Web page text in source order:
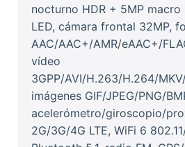
nocturno HDR + 5MP
LED, cámara frontal 32MP,
AAC/AAC+/AMR/eAAC+/
vídeo
3GPP/AVI/H.263/H.264/
imágenes GIF/JPEG/PNG/
acelerómetro/giroscopio/
2G/3G/4G LTE, WiFi 6